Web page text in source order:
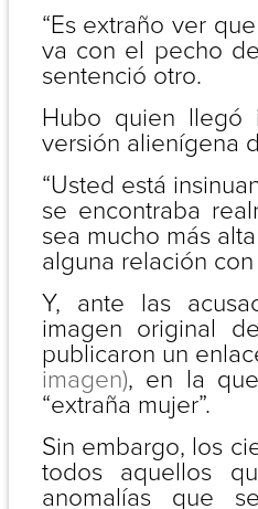
“Es extraño ver
va con el pecho
sentenció otro.
Hubo quien llegó
versión alienígena
“Usted está
se encontraba
sea mucho más
alguna relación
Y, ante las
imagen original
publicaron un
imagen), en la
“extraña mujer”.
Sin embargo, los
todos aquellos
anomalías que